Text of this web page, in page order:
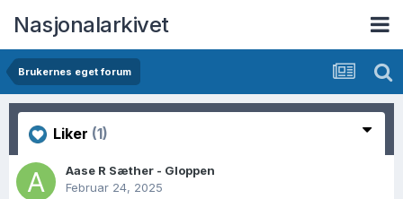
Nasjonalarkivet
Brukernes eget forum
Liker (1)
Aase R Sæther - Gloppen
Februar 24, 2025